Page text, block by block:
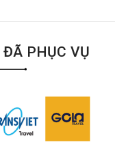
ĐÃ PHỤC VỤ